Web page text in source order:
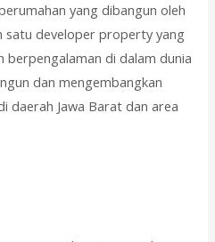
yang dibangun oleh
satu developer property yang
berpengalaman di dalam dunia
dan mengembangkan
daerah Jawa Barat dan area